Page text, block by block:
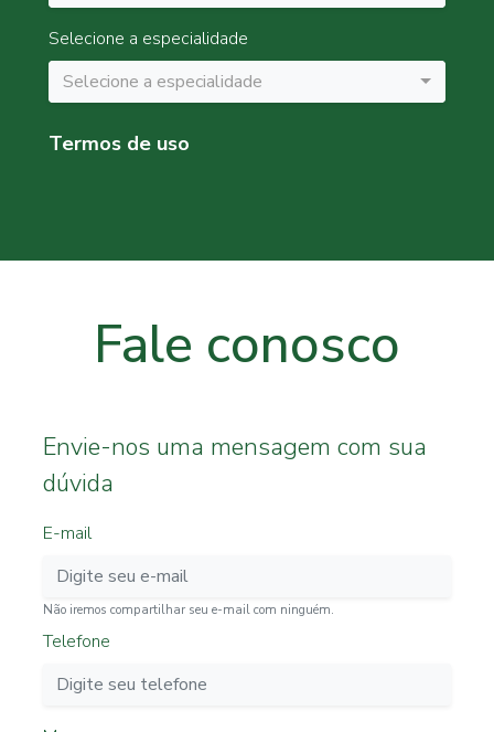
Selecione a especialidade
Selecione a especialidade
Termos de uso
Fale conosco
Envie-nos uma mensagem com sua
dúvida
E-mail
Não iremos compartilhar seu e-mail com ninguém.
Telefone